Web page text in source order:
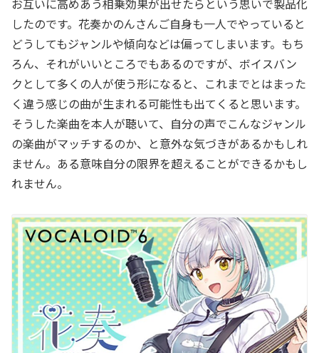
お互いに高めあう相乗効果が出せたらという思いで製品化
したのです。花奏かのんさんご自身も一人でやっていると
どうしてもジャンルや傾向などは偏ってしまいます。もち
ろん、それがいいところでもあるのですが、ボイスバン
クとして多くの人が使う形になると、これまでとはまった
く違う感じの曲が生まれる可能性も出てくると思います。
そうした楽曲を本人が聴いて、自分の声でこんなジャンル
の楽曲がマッチするのか、と意外な気づきがあるかもしれ
ません。ある意味自分の限界を超えることができるかもし
れません。